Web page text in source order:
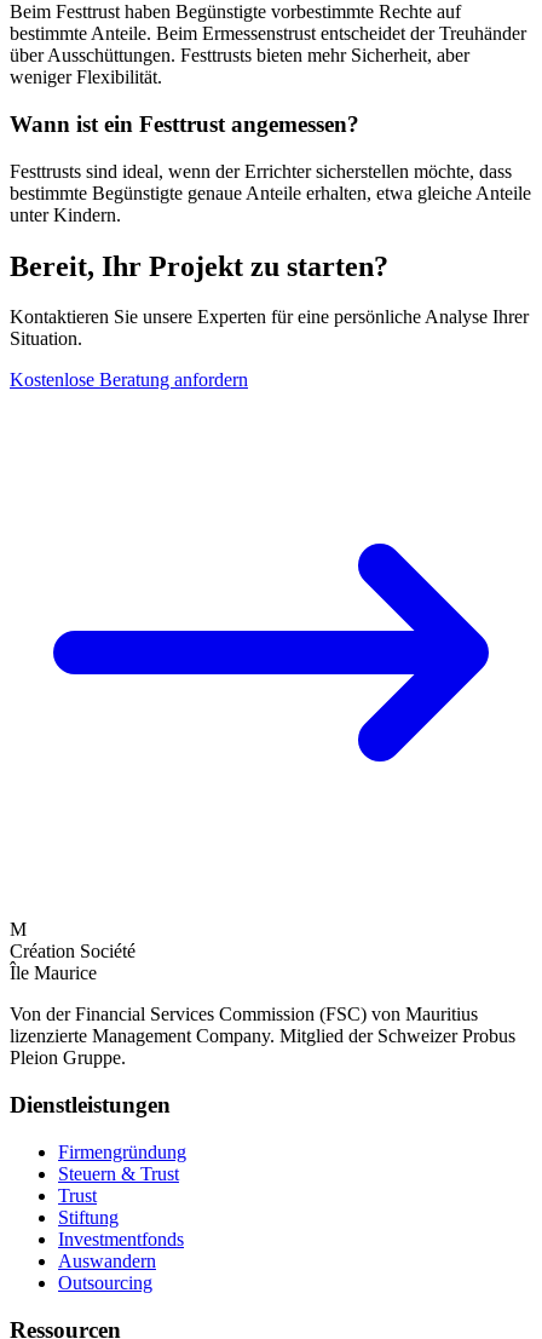
Beim Festtrust haben Begünstigte vorbestimmte Rechte auf
bestimmte Anteile. Beim Ermessenstrust entscheidet der Treuhänder
über Ausschüttungen. Festtrusts bieten mehr Sicherheit, aber
weniger Flexibilität.
Wann ist ein Festtrust angemessen?
Festtrusts sind ideal, wenn der Errichter sicherstellen möchte, dass
bestimmte Begünstigte genaue Anteile erhalten, etwa gleiche Anteile
unter Kindern.
Bereit, Ihr Projekt zu starten?
Kontaktieren Sie unsere Experten für eine persönliche Analyse Ihrer
Situation.
Kostenlose Beratung anfordern
M
Création Société
Île Maurice
Von der Financial Services Commission (FSC) von Mauritius
lizenzierte Management Company. Mitglied der Schweizer Probus
Pleion Gruppe.
Dienstleistungen
Firmengründung
Steuern & Trust
Trust
Stiftung
Investmentfonds
Auswandern
Outsourcing
Ressourcen